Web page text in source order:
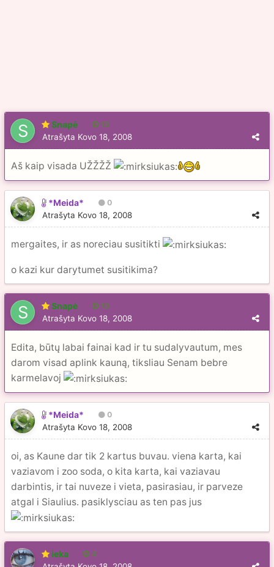
Snapė 13
Atrašyta Kovo 18, 2008
Aš kaip visada UŽŽŽŽ
*Meida* 0
Atrašyta Kovo 18, 2008
mergaites, ir as noreciau susitikti
o kazi kur darytumet susitikima?
Snapė 13
Atrašyta Kovo 18, 2008
Edita, būtų labai fainai kad ir tu sudalyvautum, mes
darom visad aplink kauną, tiksliau Senam bebre
karmelavoj
*Meida* 0
Atrašyta Kovo 18, 2008
oi, as Kaune dar tik 2 kartus buvau. viena karta, kai
vaziavom i zoo soda, o kita karta, kai vaziavau
darbintis, ir tai nuveze i vieta, pasirasiau, ir parveze
atgal i Siaulius. pasiklysciau as ten pas jus
ieka 4